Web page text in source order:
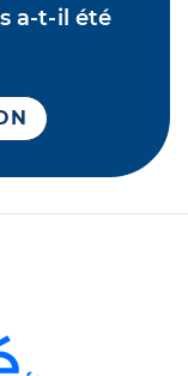
a-t-il été